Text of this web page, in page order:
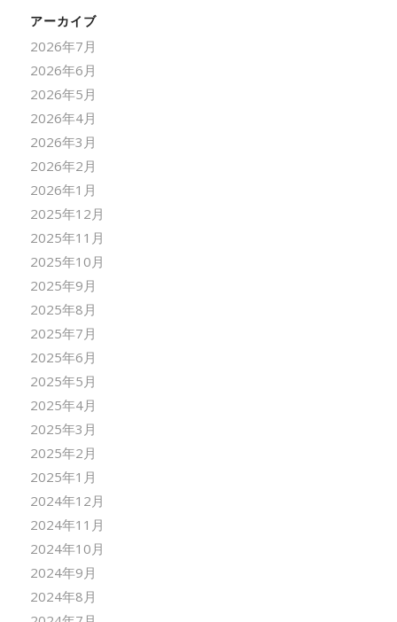
アーカイブ
2026年7月
2026年6月
2026年5月
2026年4月
2026年3月
2026年2月
2026年1月
2025年12月
2025年11月
2025年10月
2025年9月
2025年8月
2025年7月
2025年6月
2025年5月
2025年4月
2025年3月
2025年2月
2025年1月
2024年12月
2024年11月
2024年10月
2024年9月
2024年8月